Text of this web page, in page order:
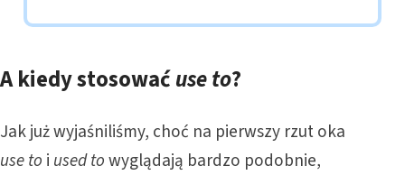
A kiedy stosowaćuse to?
Jak już wyjaśniliśmy, choć na pierwszy rzut oka
use to i used towyglądają bardzo podobnie,